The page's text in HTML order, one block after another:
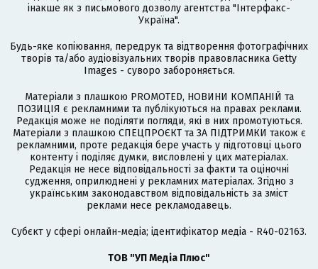
інакше як з письмового дозволу агентства "Інтерфакс-
Україна".
Будь-яке копіювання, передрук та відтворення фотографічних
творів та/або аудіовізуальних творів правовласника Getty
Images - суворо забороняється.
Матеріали з плашкою PROMOTED, НОВИНИ КОМПАНІЙ та
ПОЗИЦІЯ є рекламними та публікуються на правах реклами.
Редакція може не поділяти погляди, які в них промотуються.
Матеріали з плашкою СПЕЦПРОЄКТ та ЗА ПІДТРИМКИ також є
рекламними, проте редакція бере участь у підготовці цього
контенту і поділяє думки, висловлені у цих матеріалах.
Редакція не несе відповідальності за факти та оціночні
судження, оприлюднені у рекламних матеріалах. Згідно з
українським законодавством відповідальність за зміст
реклами несе рекламодавець.
Cубєкт у сфері онлайн-медіа; ідентифікатор медіа - R40-02163.
ТОВ "УП Медіа Плюс"